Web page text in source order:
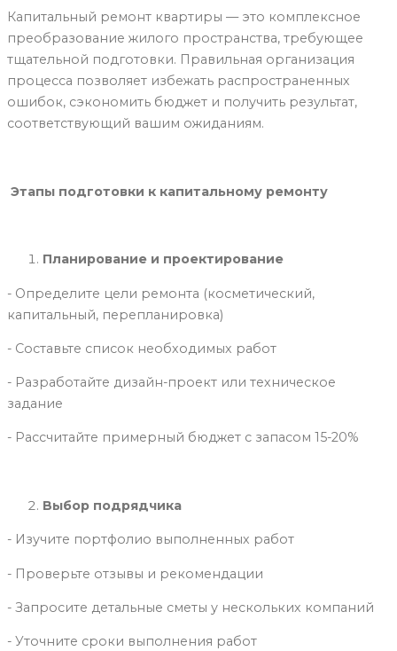
Капитальный ремонт квартиры — это комплексное
преобразование жилого пространства, требующее
тщательной подготовки. Правильная организация
процесса позволяет избежать распространенных
ошибок, сэкономить бюджет и получить результат,
соответствующий вашим ожиданиям.
Этапы подготовки к капитальному ремонту
Планирование и проектирование
- Определите цели ремонта (косметический,
капитальный, перепланировка)
- Составьте список необходимых работ
- Разработайте дизайн-проект или техническое
задание
- Рассчитайте примерный бюджет с запасом 15-20%
Выбор подрядчика
- Изучите портфолио выполненных работ
- Проверьте отзывы и рекомендации
- Запросите детальные сметы у нескольких компаний
- Уточните сроки выполнения работ